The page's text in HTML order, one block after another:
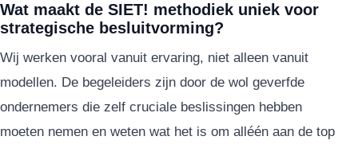
Wat maakt de SIET! methodiek uniek voor
strategische besluitvorming?
Wij werken vooral vanuit ervaring, niet alleen vanuit
modellen. De begeleiders zijn door de wol geverfde
ondernemers die zelf cruciale beslissingen hebben
moeten nemen en weten wat het is om alléén aan de top